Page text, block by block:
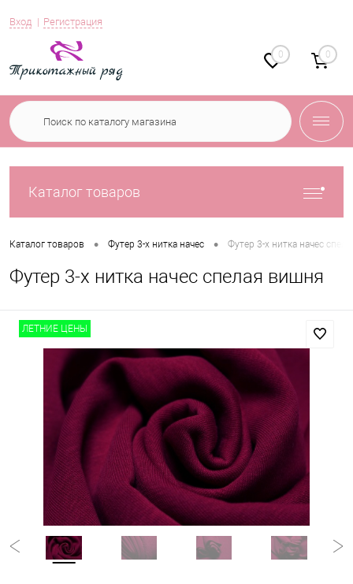
Вход Регистрация
0 0
Каталог товаров
Каталог товаров • Футер 3-х нитка начес • Футер 3-х нитка начес
Футер 3-х нитка начес спелая вишня
ЛЕТНИЕ ЦЕНЫ